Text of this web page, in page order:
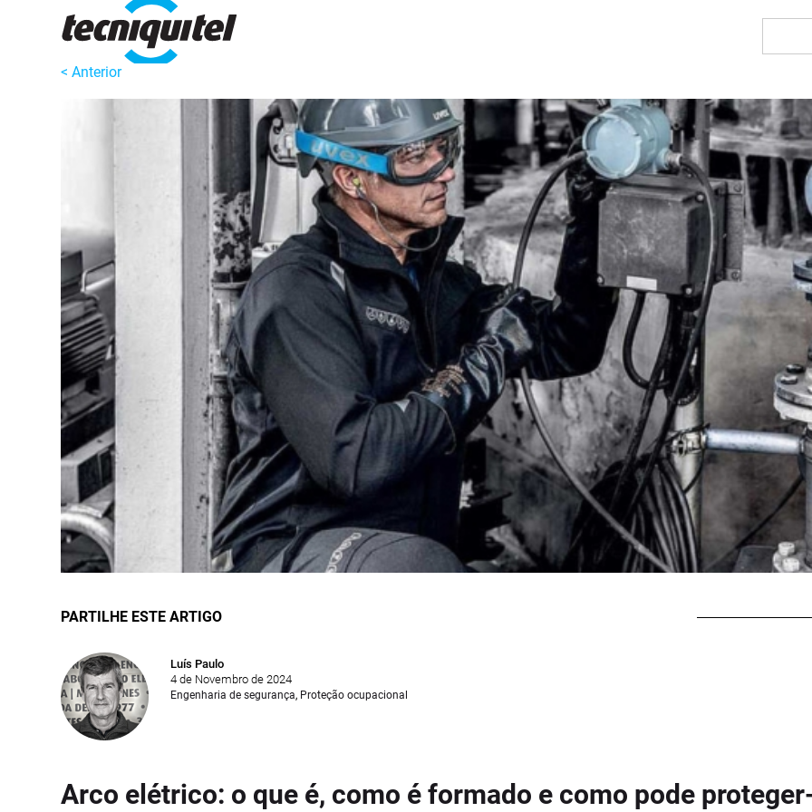
< Anterior
PARTILHE ESTE ARTIGO
Luís Paulo
4 de Novembro de 2024
Engenharia de segurança, Proteção ocupacional
Arco elétrico: o que é, como é formado e como pode